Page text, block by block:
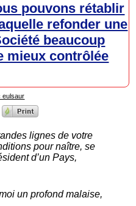
pouvons rétablir
refonder une
beaucoup
mieux contrôlée
eulsaur
lignes de votre
pour naître, se
d’un Pays,
un profond malaise,